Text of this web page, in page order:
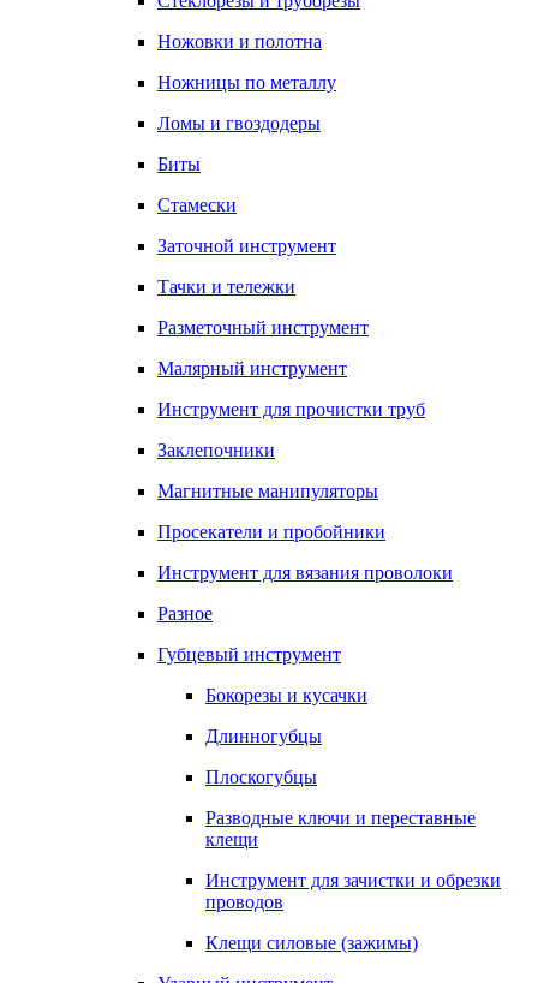
Ножовки и полотна
Ножницы по металлу
Ломы и гвоздодеры
Биты
Стамески
Заточной инструмент
Тачки и тележки
Разметочный инструмент
Малярный инструмент
Инструмент для прочистки труб
Заклепочники
Магнитные манипуляторы
Просекатели и пробойники
Инструмент для вязания проволоки
Разное
Губцевый инструмент
Бокорезы и кусачки
Длинногубцы
Плоскогубцы
Разводные ключи и переставные
клещи
Инструмент для зачистки и обрезки
проводов
Клещи силовые (зажимы)